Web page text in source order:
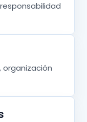
organización